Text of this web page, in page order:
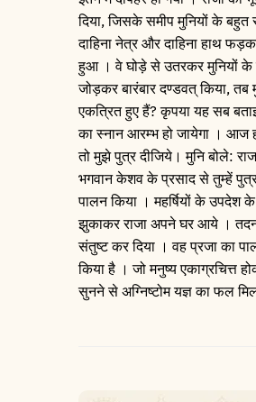
दिया, जिसके समीप मुनियों के
दाहिना नेत्र और दाहिना हाथ
हुआ । वे घोड़े से उतरकर मुनियों के
जोड़कर बारंबार दण्डवत् किया,
एकत्रित हुए हैं? कृपया यह सब
का स्नान आरम्भ हो जायेगा । आज
तो मुझे पुत्र दीजिये। मुनि बोले:
भगवान केशव के प्रसाद से तुम्हें
पालन किया । महर्षियों के उपदेश के
झुकाकर राजा अपने घर आये ।
संतुष्ट कर दिया । वह प्रजा का
किया है । जो मनुष्य एकाग्रचित्त
सुनने से अग्निष्टोम यज्ञ का फल